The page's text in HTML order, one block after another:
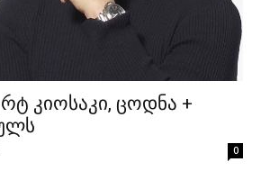
კიოსაკი, ცოდნა +
0